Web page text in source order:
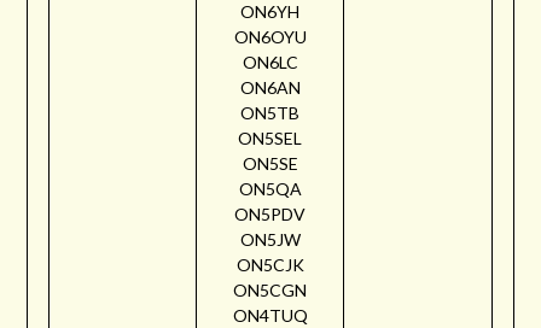
ON6YH
ON6OYU
ON6LC
ON6AN
ON5TB
ON5SEL
ON5SE
ON5QA
ON5PDV
ON5JW
ON5CJK
ON5CGN
ON4TUQ